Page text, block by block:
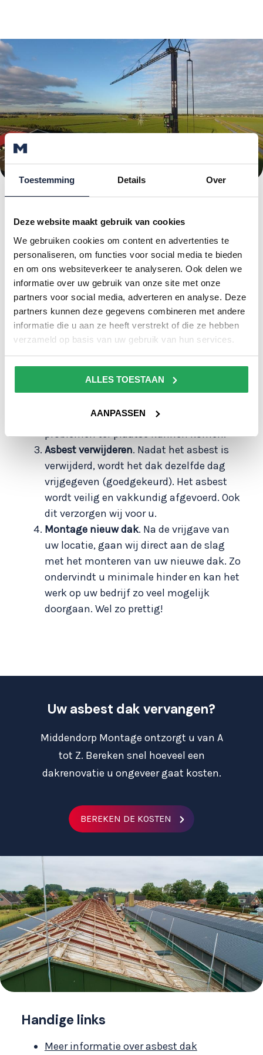
Toestemming Details Over
Deze website maakt gebruik van cookies
We gebruiken cookies om content en advertenties te
personaliseren, om functies voor social media te bieden
en om ons websiteverkeer te analyseren. Ook delen we
informatie over uw gebruik van onze site met onze
partners voor social media, adverteren en analyse. Deze
partners kunnen deze gegevens combineren met andere
informatie die u aan ze heeft verstrekt of die ze hebben
verzameld op basis van uw gebruik van hun services.
ALLES TOESTAAN
AANPASSEN
vervangen
Door onze efficiënte aanpak heeft u binnen
enkele dagen een geheel nieuw dak:
Asbestinventarisatie en sloopmelding .
Voordat het asbest verwijderd kan
worden, moet het papierwerk op orde zijn.
Laat u asbest verwijderen door
Middendorp Montage? Dan nemen wij dit
traject voor u uit handen.
Een goed bereikbare en nette locatie
locatie, zodat de nodige machines zonder
problemen ter plaatse kunnen komen.
Asbest verwijderen. Nadat het asbest is
verwijderd, wordt het dak dezelfde dag
vrijgegeven (goedgekeurd). Het asbest
wordt veilig en vakkundig afgevoerd. Ook
dit verzorgen wij voor u.
Montage nieuw dak. Na de vrijgave van
uw locatie, gaan wij direct aan de slag
met het monteren van uw nieuwe dak. Zo
ondervindt u minimale hinder en kan het
werk op uw bedrijf zo veel mogelijk
doorgaan. Wel zo prettig!
Uw asbest dak vervangen?
Middendorp Montage ontzorgt u van A
tot Z. Bereken snel hoeveel een
dakrenovatie u ongeveer gaat kosten.
BEREKEN DE KOSTEN
Handige links
Meer informatie over asbest dak